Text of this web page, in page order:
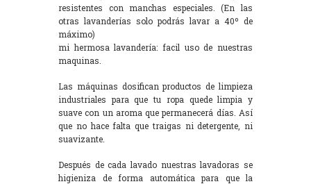
resistentes con manchas especiales. (En las
otras lavanderías solo podrás lavar a 40º de
máximo)
mi hermosa lavandería: facil uso de nuestras
maquinas.
Las máquinas dosifican productos de limpieza
industriales para que tu ropa quede limpia y
suave con un aroma que permanecerá días. Así
que no hace falta que traigas ni detergente, ni
suavizante.
Después de cada lavado nuestras lavadoras se
higieniza de forma automática para que la